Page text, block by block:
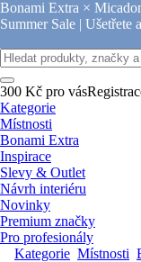
Bonami Extra ×
Summer Sale | Ušetřete
300 Kč pro vás
Kategorie
Místnosti
Bonami Extra
Inspirace
Slevy & Outlet
Návrh interiéru
Novinky
Premium značky
Pro profesionály
Kategorie Místnosti